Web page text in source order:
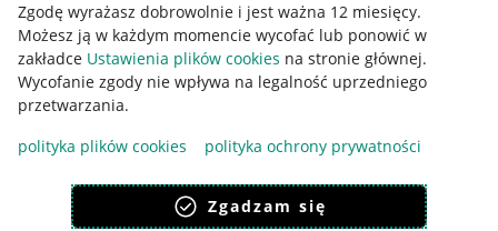
Zgodę wyrażasz dobrowolnie i jest ważna 12 miesięcy.
Możesz ją w każdym momencie wycofać lub ponowić w
zakładce Ustawienia plików cookies na stronie głównej.
Wycofanie zgody nie wpływa na legalność uprzedniego
przetwarzania.
polityka plików cookies
polityka ochrony prywatności
Zgadzam się
Pobierz aplikację